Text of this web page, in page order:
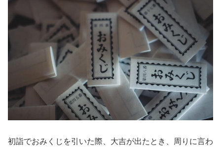
初詣でおみくじを引いた際、大吉が出たとき、周りに言わ